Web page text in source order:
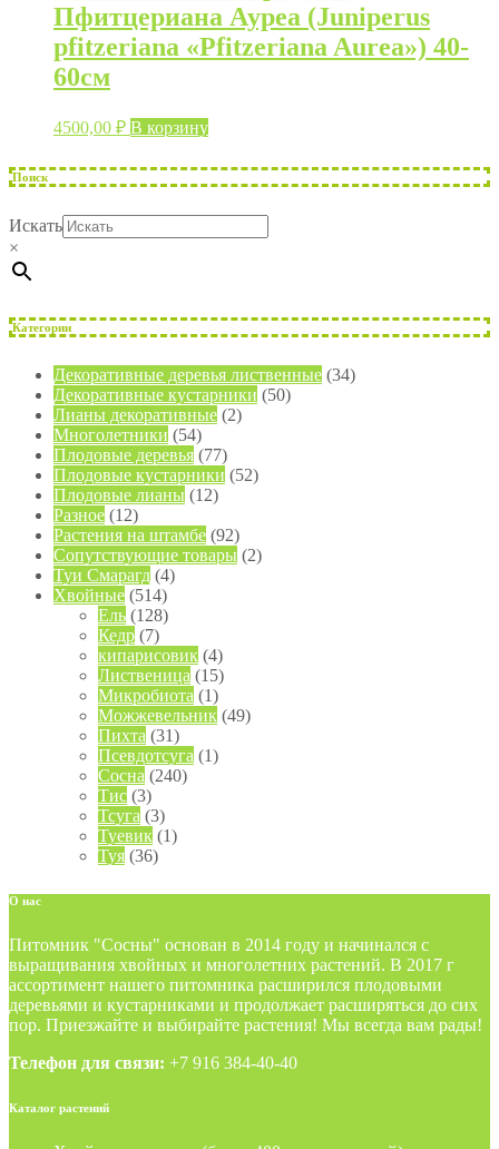
Пфитцериана Ауреа (Juniperus
pfitzeriana «Pfitzeriana Aurea») 40-
60см
4500,00 ₽ В корзину
Поиск
Искать
×
Категории
Декоративные деревья лиственные (34)
Декоративные кустарники (50)
Лианы декоративные (2)
Многолетники (54)
Плодовые деревья (77)
Плодовые кустарники (52)
Плодовые лианы (12)
Разное (12)
Растения на штамбе (92)
Сопутствующие товары (2)
Туи Смарагд (4)
Хвойные (514)
Ель (128)
Кедр (7)
кипарисовик (4)
Лиственица (15)
Микробиота (1)
Можжевельник (49)
Пихта (31)
Псевдотсуга (1)
Сосна (240)
Тис (3)
Тсуга (3)
Туевик (1)
Туя (36)
О нас
Питомник "Сосны" основан в 2014 году и начинался с
выращивания хвойных и многолетних растений. В 2017 г
ассортимент нашего питомника расширился плодовыми
деревьями и кустарниками и продолжает расширяться до сих
пор. Приезжайте и выбирайте растения! Мы всегда вам рады!
Телефон для связи: +7 916 384-40-40
Каталог растений